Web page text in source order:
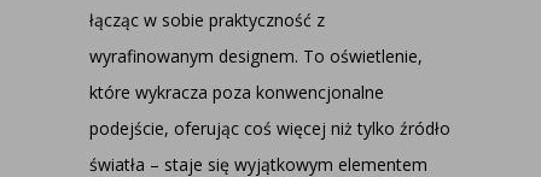
łącząc w sobie praktyczność z
wyrafinowanym designem. To oświetlenie,
które wykracza poza konwencjonalne
podejście, oferując coś więcej niż tylko źródło
światła – staje się wyjątkowym elementem